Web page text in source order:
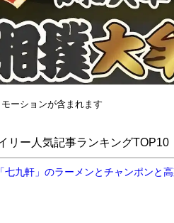
ーションが含まれます
リー人気記事ランキングTOP10
「七九軒」のラーメンとチャンポンと